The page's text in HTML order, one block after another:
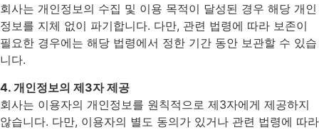
회사는 개인정보의 수집 및 이용 목적이 달성된 경우 해당 개인
정보를 지체 없이 파기합니다. 다만, 관련 법령에 따라 보존이
필요한 경우에는 해당 법령에서 정한 기간 동안 보관할 수 있습
니다.
4. 개인정보의 제3자 제공
회사는 이용자의 개인정보를 원칙적으로 제3자에게 제공하지
않습니다. 다만, 이용자의 별도 동의가 있거나 관련 법령에 따라